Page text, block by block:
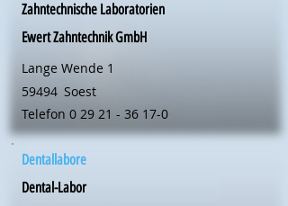
Zahntechnische Laboratorien
Ewert Zahntechnik GmbH
Lange Wende 1
59494 Soest
Telefon 0 29 21 - 36 17-0
Dentallabore
Dental-Labor